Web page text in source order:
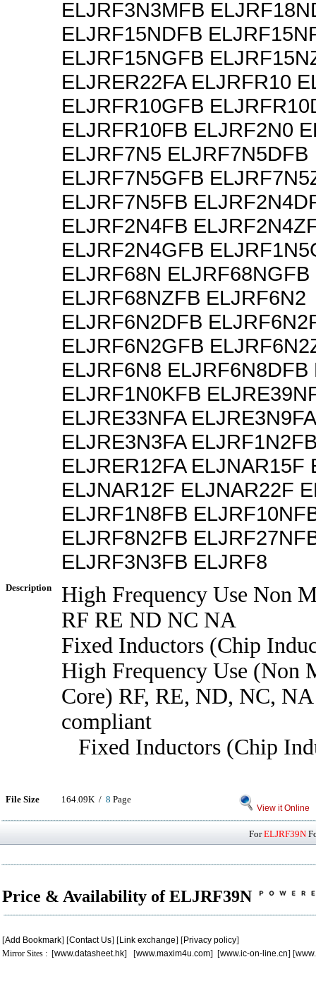
ELJRF3N3MFB
ELJRF15NDFB
ELJRF15NGFB
ELJRER22FA ELJRFR10
ELJRFR10GFB
ELJRFR10FB ELJRF2N0
ELJRF7N5 ELJRF7N5DFB
ELJRF7N5GFB
ELJRF7N5FB
ELJRF2N4FB
ELJRF2N4GFB
ELJRF68N ELJRF68NGFB
ELJRF68NZFB ELJRF6N2
ELJRF6N2DFB
ELJRF6N2GFB
ELJRF6N8 ELJRF6N8DFB
ELJRF1N0KFB
ELJRE33NFA ELJRE3N9FA
ELJRE3N3FA
ELJRER12FA ELJNAR15F
ELJNAR12F ELJNAR22F
ELJRF1N8FB
ELJRF8N2FB
ELJRF3N3FB ELJRF8
Description
High Frequency Use Non
RF RE ND NC NA
Fixed Inductors (Chip
High Frequency Use (Non
Core) RF, RE, ND, NC,
compliant
Fixed Inductors (Chip
File Size 164.09K / 8 Page
View it Online
ForELJRF39N
Price & Availability of ELJRF39N
[Add Bookmark] [Contact Us] [Link exchange] [Privacy policy]
Mirror Sites : [www.datasheet.hk] [www.maxim4u.com] [www.ic-on-line.cn] [